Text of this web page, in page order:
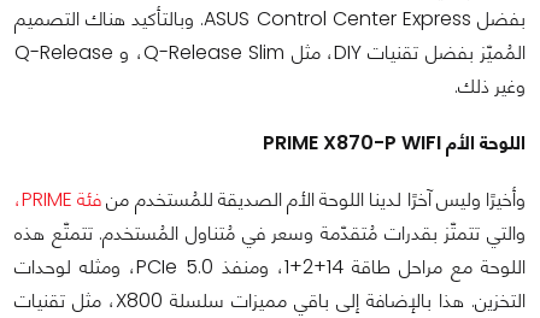
بفضل ASUS Control Center Express. وبالتأكيد هناك التصميم
المُميّز بفضل تقنيات DIY، مثل Q-Release Slim، و Q-Release
وغير ذلك.
اللوحة الأم PRIME X870-P WIFI
وأخيرًا وليس آخرًا لدينا اللوحة الأم الصديقة للمُستخدم منفئة PRIME،
والتي تتمتّز بقدرات مُتقدّمة وسعر في مُتناول المُستخدم. تتمتّع هذه
اللوحة مع مراحل طاقة 14+2+1، ومنفذ PCIe 5.0، ومثله لوحدات
التخزين. هذا بالإضافة إلى باقي مميزات سلسلة X800، مثل تقنيات